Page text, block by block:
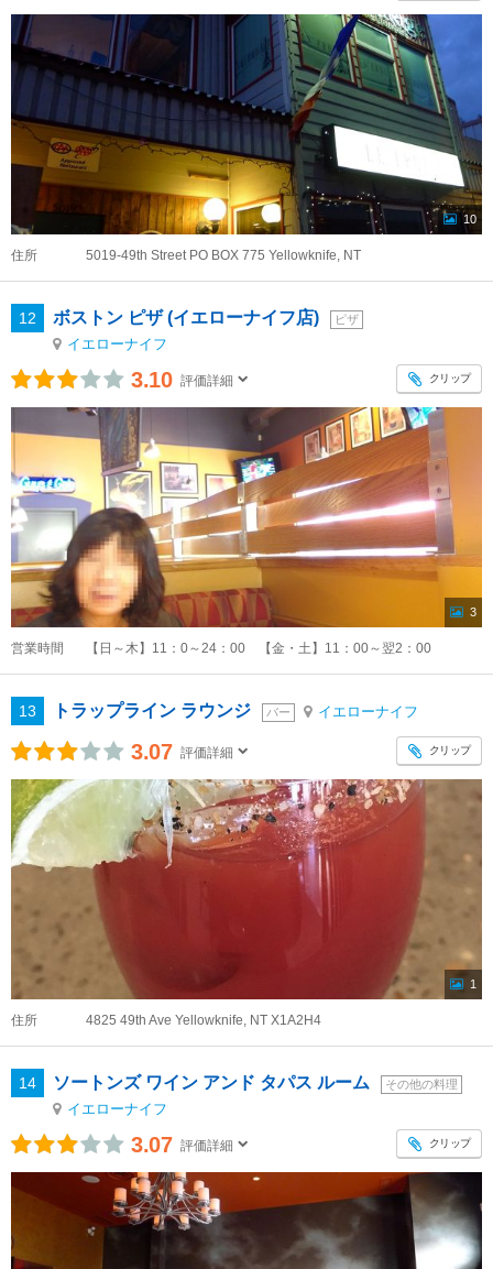
10
住所 5019-49th Street PO BOX 775 Yellowknife, NT
12 ボストン ピザ (イエローナイフ店) ピザ
イエローナイフ
3.10 評価詳細 クリップ
3
営業時間 【日～木】11：0～24：00 【金・土】11：00～翌2：00
13 トラップライン ラウンジ バー イエローナイフ
3.07 評価詳細 クリップ
1
住所 4825 49th Ave Yellowknife, NT X1A2H4
14 ソートンズ ワイン アンド タパス ルーム その他の料理
イエローナイフ
3.07 評価詳細 クリップ